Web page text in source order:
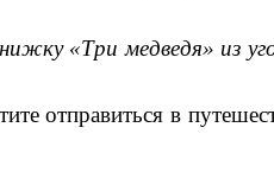
«Три медведя» из
отправиться в